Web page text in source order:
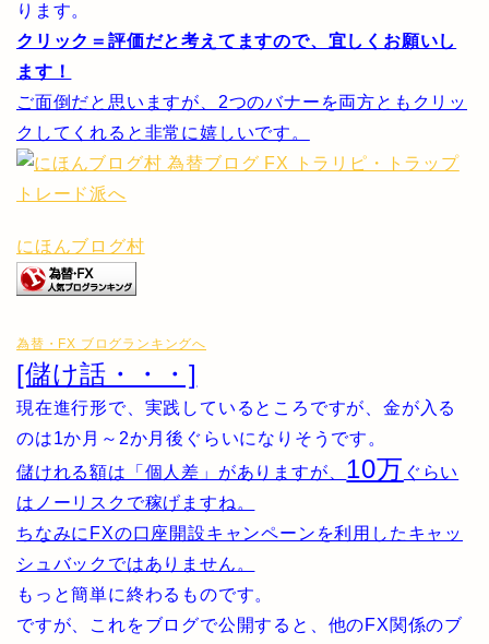
ります。
クリック＝評価だと考えてますので、宜しくお願いし
ます！
ご面倒だと思いますが、2つのバナーを両方ともクリッ
クしてくれると非常に嬉しいです。
にほんブログ村
為替・FX ブログランキングへ
[儲け話・・・]
現在進行形で、実践しているところですが、金が入る
のは1か月～2か月後ぐらいになりそうです。
儲けれる額は「個人差」がありますが、 10万 ぐらい
はノーリスクで稼げますね。
ちなみにFXの口座開設キャンペーンを利用したキャッ
シュバックではありません。
もっと簡単に終わるものです。
ですが、これをブログで公開すると、他のFX関係のブ